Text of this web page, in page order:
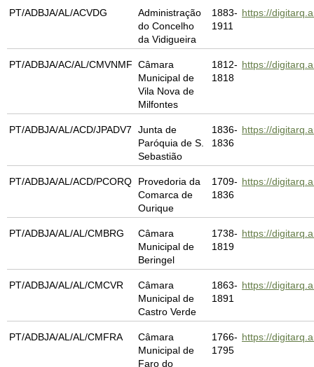
PT/ADBJA/AL/ACVDG
Administração
do Concelho
da Vidigueira
1883-
1911
https://
PT/ADBJA/AC/AL/CMVNMF Câmara
Municipal de
Vila Nova de
Milfontes
1812-
1818
https://
PT/ADBJA/AL/ACD/JPADV7
Junta de
Paróquia de S.
Sebastião
1836-
1836
https://
PT/ADBJA/AL/ACD/PCORQ
Provedoria da
Comarca de
Ourique
1709-
1836
https://
PT/ADBJA/AL/AL/CMBRG
Câmara
Municipal de
Beringel
1738-
1819
https://
PT/ADBJA/AL/AL/CMCVR
Câmara
Municipal de
Castro Verde
1863-
1891
https://
PT/ADBJA/AL/AL/CMFRA
Câmara
Municipal de
Faro do
1766-
1795
https://